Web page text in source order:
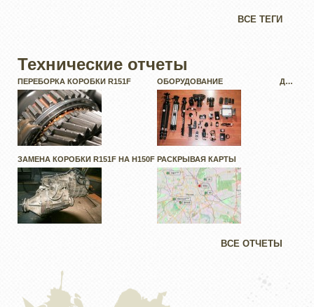
ВСЕ ТЕГИ
Технические отчеты
ПЕРЕБОРКА КОРОБКИ R151F
ОБОРУДОВАНИЕ ДЛЯ
ВИДЕОСЪЕМКИ В ПУТЕШЕСТВИЯХ
ЗАМЕНА КОРОБКИ R151F НА H150F РАСКРЫВАЯ КАРТЫ
ВСЕ ОТЧЕТЫ